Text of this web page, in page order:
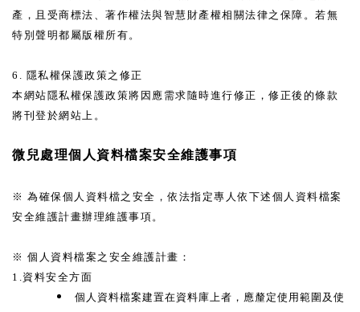
產，且受商標法、著作權法與智慧財產權相關法律之保障。若無
特別聲明都屬版權所有。
6. 隱私權保護政策之修正
本網站隱私權保護政策將因應需求隨時進行修正，修正後的條款
將刊登於網站上。
微兒處理個人資料檔案安全維護事項
※ 為確保個人資料檔之安全，依法指定專人依下述個人資料檔案
安全維護計畫辦理維護事項。
※ 個人資料檔案之安全維護計畫：
1.資料安全方面
個人資料檔案建置在資料庫上者，應釐定使用範圍及使